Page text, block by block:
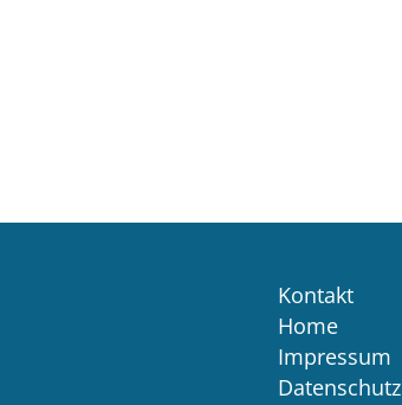
Kontakt
Home
Impressum
Datenschutz